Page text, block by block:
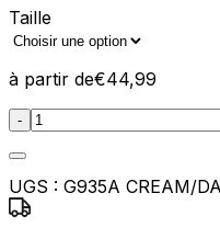
Taille
à partir de€44,99
:product_name quantity
-
UGS : G935A CREAM/